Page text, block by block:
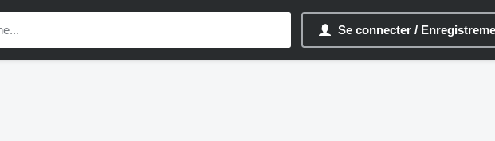
Se connecter /